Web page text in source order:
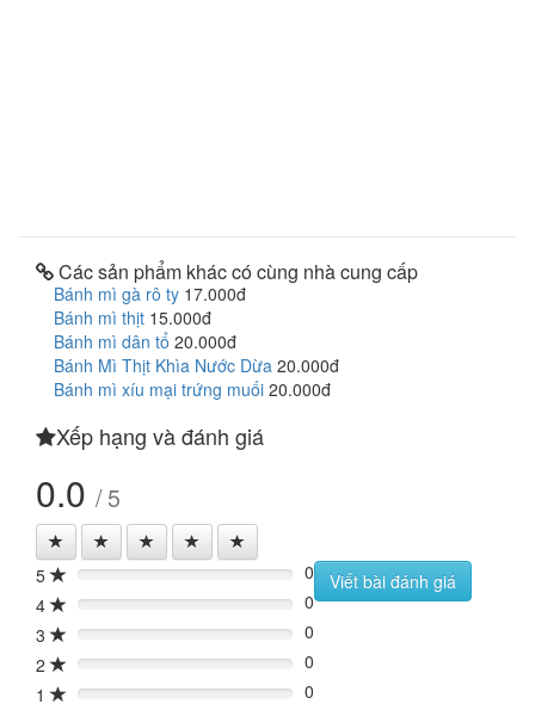
Các sản phẩm khác có cùng nhà cung cấp
Bánh mì gà rô ty 17.000đ
Bánh mì thịt 15.000đ
Bánh mì dân tổ 20.000đ
Bánh Mì Thịt Khìa Nước Dừa 20.000đ
Bánh mì xíu mại trứng muối 20.000đ
Xếp hạng và đánh giá
0.0 / 5
5 0%
0
4
0%
0
3
0%
0
2
0%
0
1
0% 0
Viết bài đánh giá